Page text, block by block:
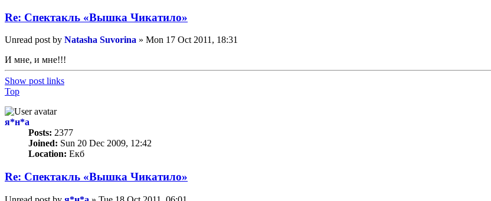
Re: Спектакль «Вышка Чикатило»
Unread post by Natasha Suvorina » Mon 17 Oct 2011, 18:31
И мне, и мне!!!
Show post links
Top
я*н*а
Posts: 2377
Joined: Sun 20 Dec 2009, 12:42
Location: Екб
Re: Спектакль «Вышка Чикатило»